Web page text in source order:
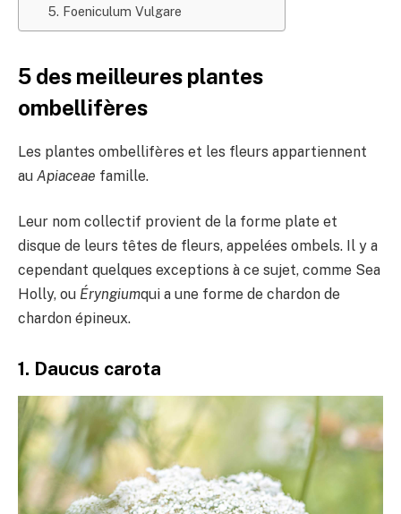
5. Foeniculum Vulgare
5 des meilleures plantes
ombellifères
Les plantes ombellifères et les fleurs appartiennent
au Apiaceae famille.
Leur nom collectif provient de la forme plate et
disque de leurs têtes de fleurs, appelées ombels. Il y a
cependant quelques exceptions à ce sujet, comme Sea
Holly, ou Éryngiumqui a une forme de chardon de
chardon épineux.
1. Daucus carota